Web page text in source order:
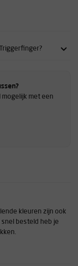
mogelijk met een
kleuren zijn ook
besteld heb je